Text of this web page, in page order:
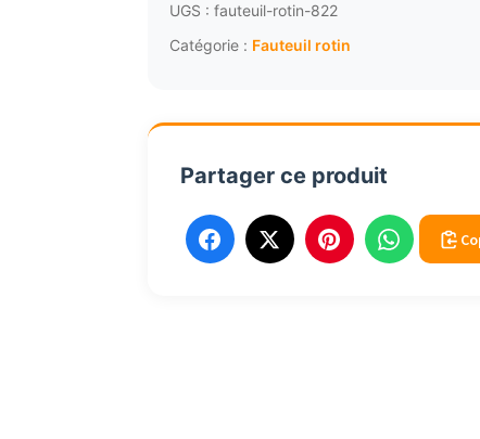
naturel
coquille
UGS : fauteuil-rotin-822
Catégorie : Fauteuil rotin
Partager ce produit